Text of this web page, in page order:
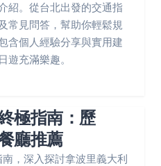
紹。從台北出發的交通指
常見問答，幫助你輕鬆規
含個人經驗分享與實用建
遊充滿樂趣。
極指南：歷
廳推薦
，深入探討拿波里義大利